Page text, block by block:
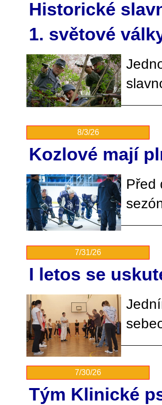
Historické
1. světové
8/3/26
Kozlové mají
Před
7/31/26
I letos se
7/30/26
Tým Klinické